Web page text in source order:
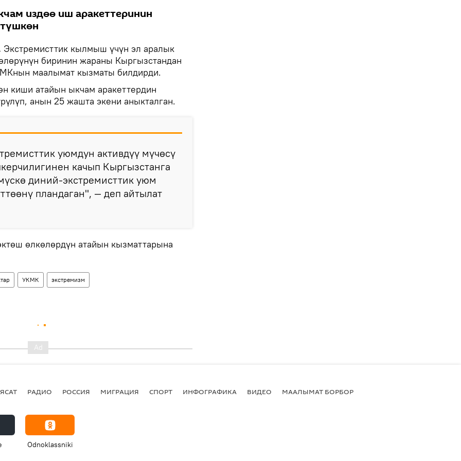
издөө иш аракеттеринин
Экстремисттик кылмыш үчүн эл аралык
биринин жараны Кыргызстандан
маалымат кызматы билдирди.
киши атайын ыкчам аракеттердин
анын 25 жашта экени аныкталган.
уюмдун активдүү мүчөсү
качып Кыргызстанга
диний-экстремисттик уюм
пландаган", — деп айтылат
өлкөлөрдүн атайын кызматтарына
УКМК экстремизм
РАДИО РОССИЯ МИГРАЦИЯ СПОРТ ИНФОГРАФИКА ВИДЕО МААЛЫМАТ БОРБОР
Odnoklassniki